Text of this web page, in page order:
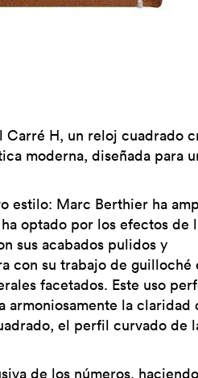
Carré H, un reloj cuadrado
moderna, diseñada para
estilo: Marc Berthier ha
optado por los efectos de
sus acabados pulidos y
con su trabajo de guilloché
facetados. Este uso
armoniosamente la claridad
el perfil curvado de
de los números,